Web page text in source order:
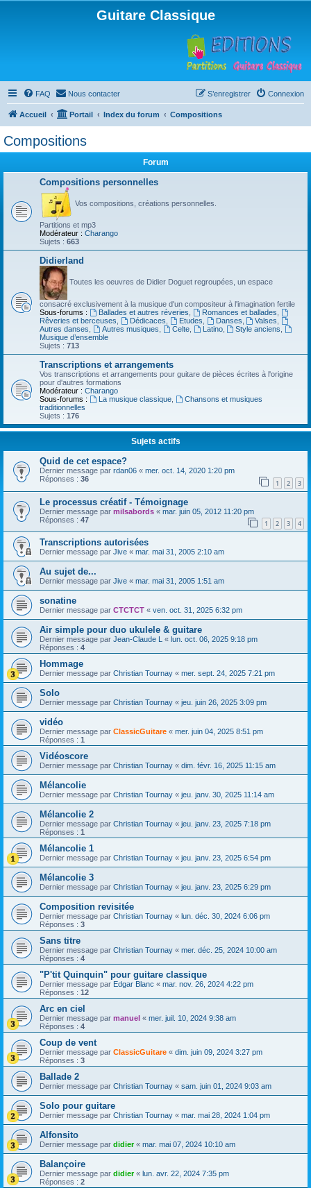
Guitare Classique
FAQ Nous contacter Connexion
S’enregistrer
Accueil Portail Index du forum Compositions
Compositions
Forum
Compositions personnelles
Vos compositions, créations personnelles.
Partitions et mp3
Modérateur : Charango
Sujets : 663
Didierland
Toutes les oeuvres de Didier Doguet regroupées, un espace
consacré exclusivement à la musique d'un compositeur à l'imagination fertile
Sous-forums :
Ballades et autres réveries Romances et ballades
Rêveries et berceuses
Dédicaces Etudes Danses Valses
Autres danses
Autres musiques Celte, Latino, Style anciens
Musique d’ensemble
Sujets : 713
Transcriptions et arrangements
Vos transcriptions et arrangements pour guitare de pièces écrites à l'origine
pour d'autres formations
Modérateur : Charango
Sous-forums :
La musique classique,
Chansons et musiques
traditionnelles
Sujets : 176
Sujets actifs
Quid de cet espace?
Dernier message par rdan06 « mer. oct. 14, 2020 1:20 pm
Réponses : 36 1 2 3
Le processus créatif - Témoignage
Dernier message par milsabords « mar. juin 05, 2012 11:20 pm
Réponses : 47 1 2 3 4
Transcriptions autorisées
Dernier message par Jive « mar. mai 31, 2005 2:10 am
Au sujet de...
Dernier message par Jive « mar. mai 31, 2005 1:51 am
sonatine
Dernier message par CTCTCT « ven. oct. 31, 2025 6:32 pm
Air simple pour duo ukulele & guitare
Dernier message par Jean-Claude L « lun. oct. 06, 2025 9:18 pm
Réponses : 4
Hommage
Dernier message par Christian Tournay « mer. sept. 24, 2025 7:21 pm
Solo
Dernier message par Christian Tournay « jeu. juin 26, 2025 3:09 pm
vidéo
Dernier message par ClassicGuitare « mer. juin 04, 2025 8:51 pm
Réponses : 1
Vidéoscore
Dernier message par Christian Tournay « dim. févr. 16, 2025 11:15 am
Mélancolie
Dernier message par Christian Tournay « jeu. janv. 30, 2025 11:14 am
Mélancolie 2
Dernier message par Christian Tournay « jeu. janv. 23, 2025 7:18 pm
Réponses : 1
Mélancolie 1
Dernier message par Christian Tournay « jeu. janv. 23, 2025 6:54 pm
Mélancolie 3
Dernier message par Christian Tournay « jeu. janv. 23, 2025 6:29 pm
Composition revisitée
Dernier message par Christian Tournay « lun. déc. 30, 2024 6:06 pm
Réponses : 3
Sans titre
Dernier message par Christian Tournay « mer. déc. 25, 2024 10:00 am
Réponses : 4
"P'tit Quinquin" pour guitare classique
Dernier message par Edgar Blanc « mar. nov. 26, 2024 4:22 pm
Réponses : 12
Arc en ciel
Dernier message par manuel « mer. juil. 10, 2024 9:38 am
Réponses : 4
Coup de vent
Dernier message par ClassicGuitare « dim. juin 09, 2024 3:27 pm
Réponses : 3
Ballade 2
Dernier message par Christian Tournay « sam. juin 01, 2024 9:03 am
Solo pour guitare
Dernier message par Christian Tournay « mar. mai 28, 2024 1:04 pm
Alfonsito
Dernier message par didier« mar. mai 07, 2024 10:10 am
Balançoire
Dernier message par didier« lun. avr. 22, 2024 7:35 pm
Réponses : 2